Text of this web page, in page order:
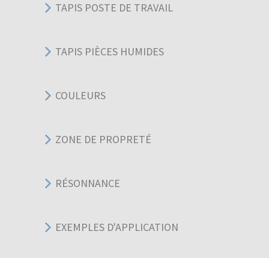
TAPIS POSTE DE TRAVAIL
TAPIS PIÈCES HUMIDES
COULEURS
ZONE DE PROPRETÉ
RÉSONNANCE
EXEMPLES D'APPLICATION